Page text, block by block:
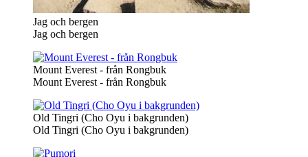
Jag och bergen
Jag och bergen
Mount Everest - från Rongbuk
Mount Everest - från Rongbuk
Old Tingri (Cho Oyu i bakgrunden)
Old Tingri (Cho Oyu i bakgrunden)